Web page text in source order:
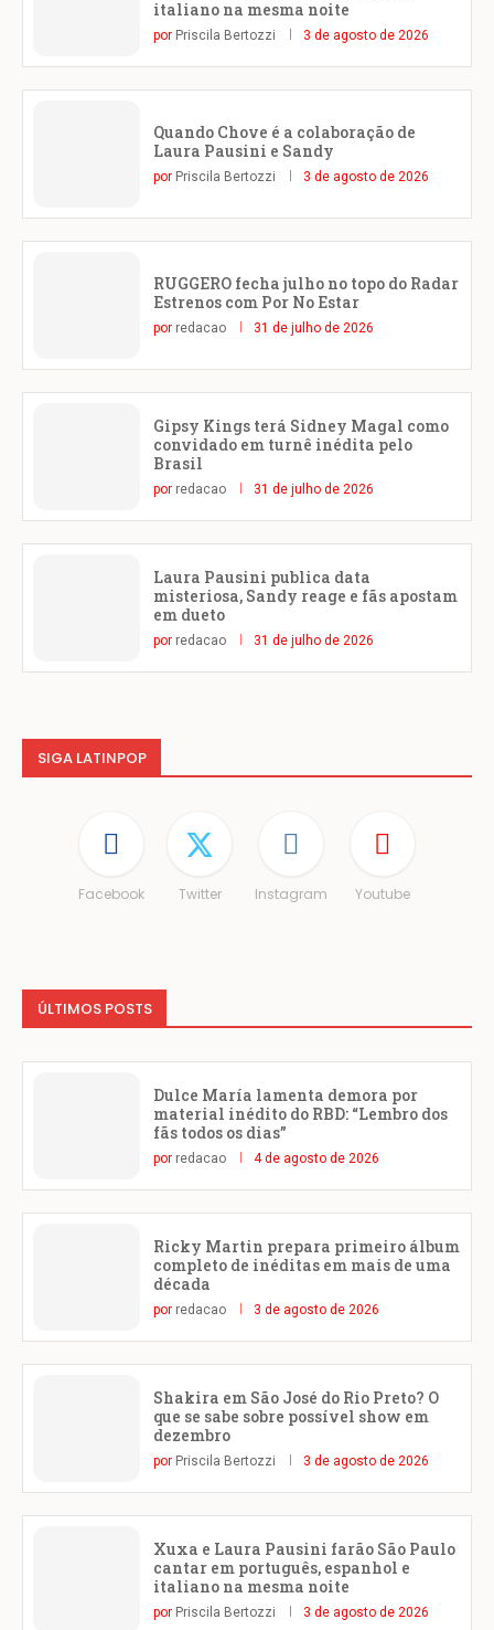
italiano na mesma noite
por Priscila Bertozzi 3 de agosto de 2026
Quando Chove é a colaboração de
Laura Pausini e Sandy
por Priscila Bertozzi 3 de agosto de 2026
RUGGERO fecha julho no topo do Radar
Estrenos com Por No Estar
por redacao 31 de julho de 2026
Gipsy Kings terá Sidney Magal como
convidado em turnê inédita pelo
Brasil
por redacao 31 de julho de 2026
Laura Pausini publica data
misteriosa, Sandy reage e fãs apostam
em dueto
por redacao 31 de julho de 2026
SIGA LATINPOP
Facebook Twitter Instagram Youtube
ÚLTIMOS POSTS
Dulce María lamenta demora por
material inédito do RBD: “Lembro dos
fãs todos os dias”
por redacao 4 de agosto de 2026
Ricky Martin prepara primeiro álbum
completo de inéditas em mais de uma
década
por redacao 3 de agosto de 2026
Shakira em São José do Rio Preto? O
que se sabe sobre possível show em
dezembro
por Priscila Bertozzi 3 de agosto de 2026
Xuxa e Laura Pausini farão São Paulo
cantar em português, espanhol e
italiano na mesma noite
por Priscila Bertozzi 3 de agosto de 2026